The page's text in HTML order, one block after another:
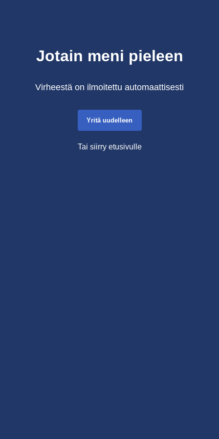
Jotain meni pieleen
Virheestä on ilmoitettu automaattisesti
Yritä uudelleen
Tai siirry etusivulle